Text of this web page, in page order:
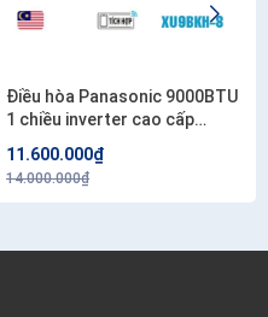
Điều hòa Panasonic 9000BTU
1 chiều inverter cao cấp
XU9BKH-8
11.600.000₫
14.000.000₫